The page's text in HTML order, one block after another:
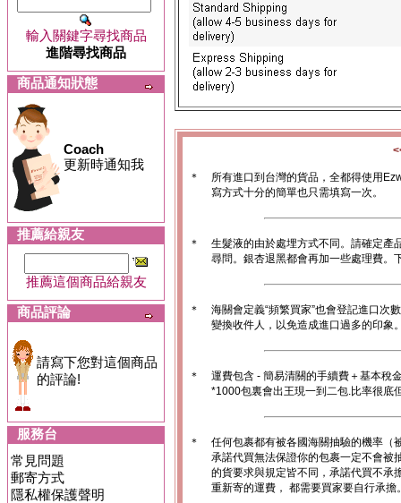
輸入關鍵字尋找商品
進階尋找商品
商品通知狀態
Coach
更新時通知我
推薦給親友
推薦這個商品給親友
商品評論
請寫下您對這個商品
的評論!
服務台
常見問題
郵寄方式
隱私權保護聲明
＊
所有進口到台灣的貨品，全都得使用
寫方式十分的簡單也只需填寫一次。
＊
生髮液的由於處埋方式不同。請確定產
尋問。銀杏退黑都會再加一些處理費。
＊
海關會定義“頻繁買家”也會登記進口次
變換收件人，以免造成進口過多的印象
＊
運費包含 - 簡易清關的手續費＋基本稅
*1000包裏會出王現一到二包.比率很底
＊
任何包裹都有被各國海關抽驗的機率（
承諾代買無法保證你的包裹一定不會被
的貨要求與規定皆不同，承諾代買不承
重新寄的運費， 都需要買家要自行承擔